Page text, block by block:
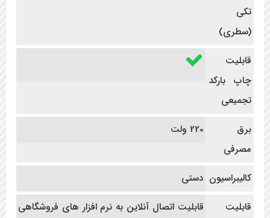
تکی
(سطری)
قابلیت
چاپ بارکد
تجمیعی
برق
مصرفی
220 ولت
کالیبراسیون دستی
قابلیت
قابلیت اتصال آنلاین به نرم افزار های فروشگاهی